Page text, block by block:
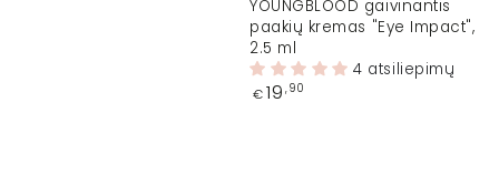
YOUNGBLOOD gaivinantis
paakių kremas "Eye Impact",
2.5 ml
4 atsiliepimų
Įprasta
€ 19 ,90